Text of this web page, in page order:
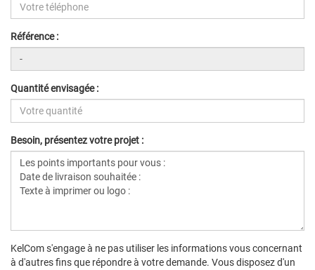
Référence :
Quantité envisagée :
Besoin, présentez votre projet :
KelCom s'engage à ne pas utiliser les informations vous concernant
à d'autres fins que répondre à votre demande. Vous disposez d'un